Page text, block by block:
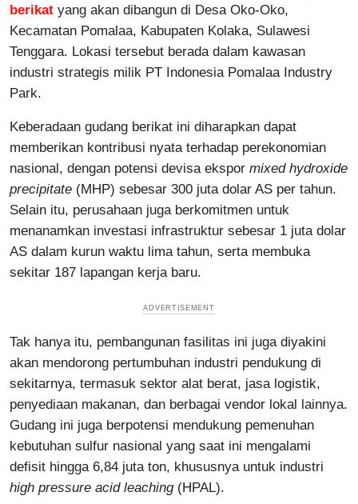
berikat yang akan dibangun di Desa Oko-Oko,
Kecamatan Pomalaa, Kabupaten Kolaka, Sulawesi
Tenggara. Lokasi tersebut berada dalam kawasan
industri strategis milik PT Indonesia Pomalaa Industry
Park.
Keberadaan gudang berikat ini diharapkan dapat
memberikan kontribusi nyata terhadap perekonomian
nasional, dengan potensi devisa ekspor mixed hydroxide
precipitate (MHP) sebesar 300 juta dolar AS per tahun.
Selain itu, perusahaan juga berkomitmen untuk
menanamkan investasi infrastruktur sebesar 1 juta dolar
AS dalam kurun waktu lima tahun, serta membuka
sekitar 187 lapangan kerja baru.
Tak hanya itu, pembangunan fasilitas ini juga diyakini
akan mendorong pertumbuhan industri pendukung di
sekitarnya, termasuk sektor alat berat, jasa logistik,
penyediaan makanan, dan berbagai vendor lokal lainnya.
Gudang ini juga berpotensi mendukung pemenuhan
kebutuhan sulfur nasional yang saat ini mengalami
defisit hingga 6,84 juta ton, khususnya untuk industri
high pressure acid leaching(HPAL).